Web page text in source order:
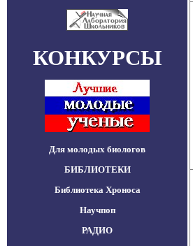
КОНКУРСЫ
Для молодых биологов
БИБЛИОТЕКИ
Библиотека Хроноса
Научпоп
РАДИО